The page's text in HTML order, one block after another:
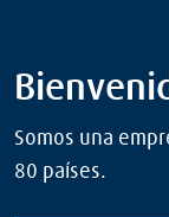
Somos una
80 países.